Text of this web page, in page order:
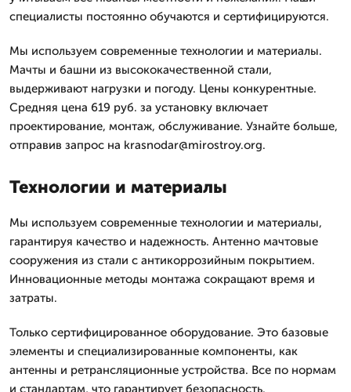
специалисты постоянно обучаются и сертифицируются.
Мы используем современные технологии и материалы.
Мачты и башни из высококачественной стали,
выдерживают нагрузки и погоду. Цены конкурентные.
Средняя цена 619 руб. за установку включает
проектирование, монтаж, обслуживание. Узнайте больше,
отправив запрос на krasnodar@mirostroy.org.
Технологии и материалы
Мы используем современные технологии и материалы,
гарантируя качество и надежность. Антенно мачтовые
сооружения из стали с антикоррозийным покрытием.
Инновационные методы монтажа сокращают время и
затраты.
Только сертифицированное оборудование. Это базовые
элементы и специализированные компоненты, как
антенны и ретрансляционные устройства. Все по нормам
и стандартам, что гарантирует безопасность.